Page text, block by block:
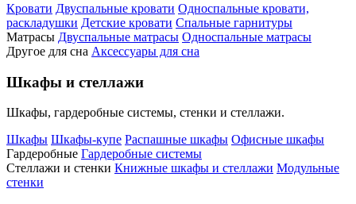
Кровати Двуспальные кровати Односпальные кровати,
раскладушки Детские кровати Спальные гарнитуры
Матрасы Двуспальные матрасы Односпальные матрасы
Другое для сна Аксессуары для сна
Шкафы и стеллажи
Шкафы, гардеробные системы, стенки и стеллажи.
Шкафы Шкафы-купе Распашные шкафы Офисные шкафы
Гардеробные Гардеробные системы
Стеллажи и стенки Книжные шкафы и стеллажи Модульные
стенки